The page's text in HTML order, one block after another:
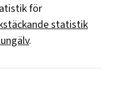
för
statistik
.